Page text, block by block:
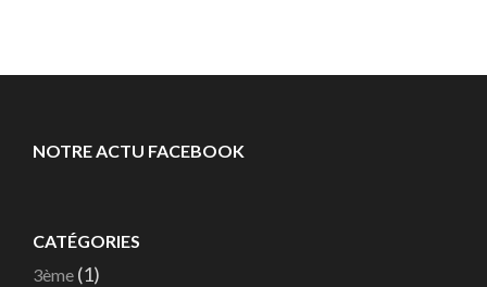
NOTRE ACTU FACEBOOK
CATÉGORIES
3ème (1)